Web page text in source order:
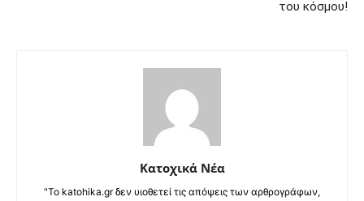
του κόσμου!
Κατοχικά Νέα
"Το katohika.gr δεν υιοθετεί τις απόψεις των αρθρογράφων,